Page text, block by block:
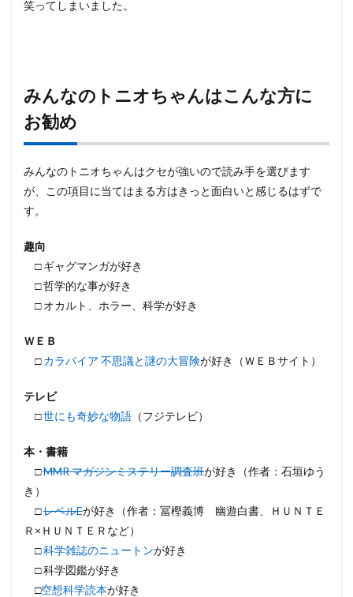
笑ってしまいました。
みんなのトニオちゃんはこんな方に
お勧め
みんなのトニオちゃんはクセが強いので読み手を選びます
が、この項目に当てはまる方はきっと面白いと感じるはずで
す。
趣向
□ ギャグマンガが好き
□ 哲学的な事が好き
□ オカルト、ホラー、科学が好き
ＷＥＢ
□カラパイア 不思議と謎の大冒険が好き（ＷＥＢサイト）
テレビ
□世にも奇妙な物語 （フジテレビ）
本・書籍
□MMR マガジンミステリー調査班が好き（作者：石垣ゆう
き）
□レベルEが好き（作者：冨樫義博 幽遊白書、ＨＵＮＴＥ
Ｒ×ＨＵＮＴＥＲなど）
□科学雑誌のニュートンが好き
□ 科学図鑑が好き
□空想科学読本が好き